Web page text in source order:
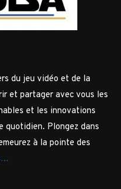
du jeu vidéo et de la
et partager avec vous les
et les innovations
quotidien. Plongez dans
à la pointe des